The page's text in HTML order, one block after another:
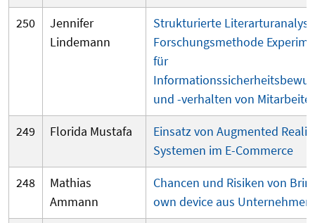
250
Jennifer
Lindemann
Strukturierte
Forschungsmethode
für
und -verhalten von
249
Florida Mustafa
Einsatz von Augmented
Systemen im E-Commerce
248
Mathias
Ammann
Chancen und Risiken von
own device aus